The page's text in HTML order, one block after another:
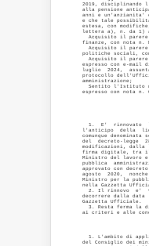
1. L'ambito di
del Consiglio dei